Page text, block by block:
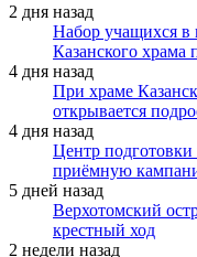
2 дня назад
Набор учащихся в
Казанского храма
4 дня назад
При храме
открывается
4 дня назад
Центр подготовки
приёмную
5 дней назад
Верхотомский
крестный ход
2 недели назад